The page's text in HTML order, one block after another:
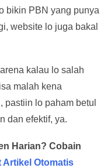
bikin PBN yang punya
website lo juga bakal
kalau lo salah
malah kena
pastiin lo paham betul
dan efektif, ya.
Harian? Cobain
Artikel Otomatis